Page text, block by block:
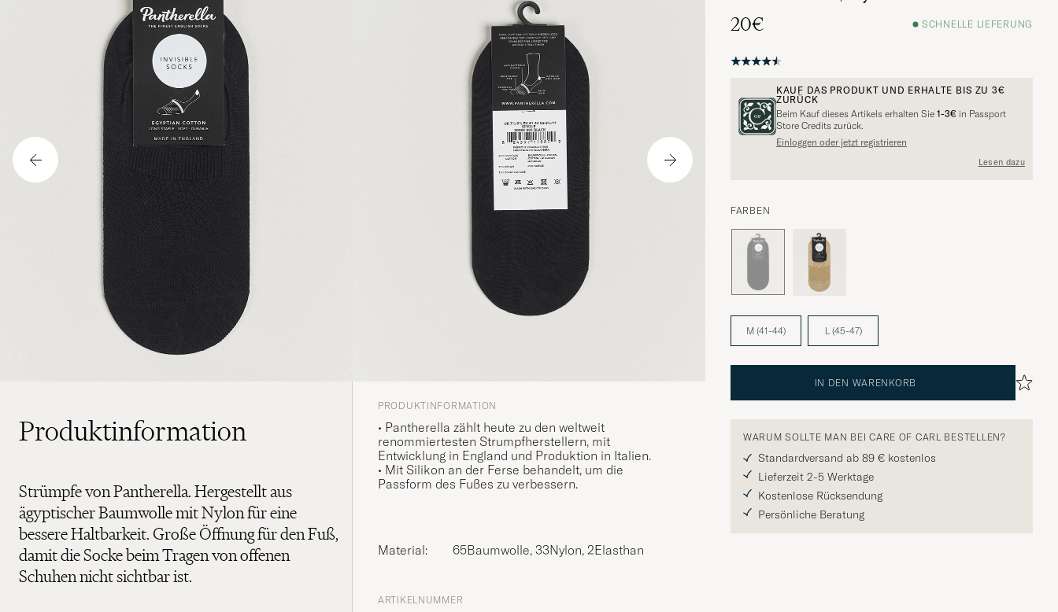
Weitere Alternativen?
VERGLEICHBARE MODELLE ANSEHEN
20€
SCHNELLE LIEFERUNG
KAUF DAS PRODUKT UND ERHALTE BIS ZU 3€
ZURÜCK
Beim Kauf dieses Artikels erhalten Sie 1-3€ in Passport
Store Credits zurück.
Einloggen oder jetzt registrieren
Lesen dazu
FARBEN
M (41-44) L (45-47)
IN DEN WARENKORB
WARUM SOLLTE MAN BEI CARE OF CARL BESTELLEN?
Standardversand ab 89 € kostenlos
Lieferzeit 2-5 Werktage
Kostenlose Rücksendung
Persönliche Beratung
Produktinformation
Strümpfe von Pantherella. Hergestellt aus
ägyptischer Baumwolle mit Nylon für eine
bessere Haltbarkeit. Große Öffnung für den Fuß,
damit die Socke beim Tragen von offenen
Schuhen nicht sichtbar ist.
PRODUKTINFORMATION
• Pantherella zählt heute zu den weltweit
renommiertesten Strumpfherstellern, mit
Entwicklung in England und Produktion in Italien.
• Mit Silikon an der Ferse behandelt, um die
Passform des Fußes zu verbessern.
Material: 65Baumwolle, 33Nylon, 2Elasthan
ARTIKELNUMMER